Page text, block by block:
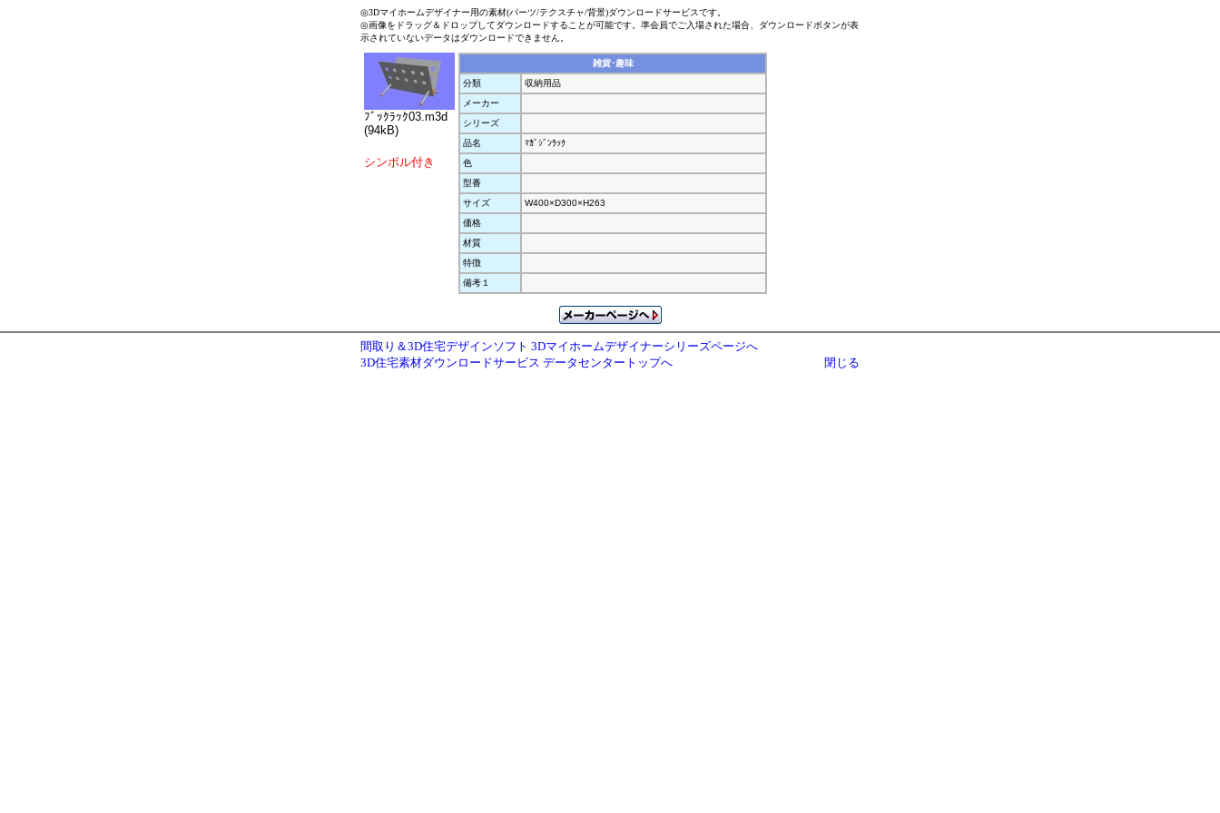
◎3Dマイホームデザイナー用の素材(パーツ/テクスチャ/背景)ダウンロードサービスです。
◎画像をドラッグ＆ドロップしてダウンロードすることが可能です。準会員でご入場された場合、ダウンロードボタンが表
示されていないデータはダウンロードできません。
ﾌﾞｯｸﾗｯｸ03.m3d
(94kB)
シンボル付き
雑貨･趣味
分類
収納用品
メーカー
シリーズ
品名
ﾏｶﾞｼﾞﾝﾗｯｸ
色
型番
サイズ
W400×D300×H263
価格
材質
特徴
備考１
間取り＆3D住宅デザインソフト 3Dマイホームデザイナーシリーズページへ
3D住宅素材ダウンロードサービス データセンタートップへ
閉じる